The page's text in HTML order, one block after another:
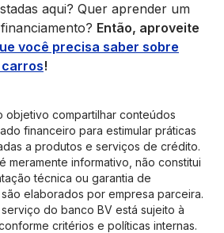
aqui? Quer aprender um
Então, aproveite
você precisa saber sobre
!
objetivo compartilhar conteúdos
financeiro para estimular práticas
a produtos e serviços de crédito.
meramente informativo, não constitui
técnica ou garantia de
elaborados por empresa parceira.
do banco BV está sujeito à
critérios e políticas internas.